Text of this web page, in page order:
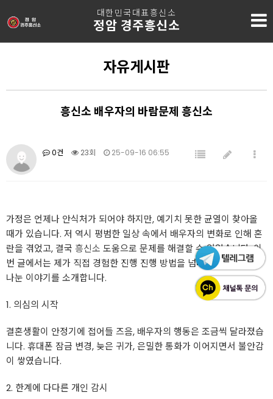
대한민국대표흥신소
정암 경주흥신소
자유게시판
흥신소 배우자의 바람문제 흥신소
0건 23회 25-09-16 06:55
가정은 언제나 안식처가 되어야 하지만, 예기치 못한 균열이 찾아올
때가 있습니다. 저 역시 평범한 일상 속에서 배우자의 변화로 인해 혼
란을 겪었고, 결국 흥신소 도움으로 문제를 해결할 수 있었습니다. 이
번 글에서는 제가 직접 경험한 진행 진행 방법을 넘버원 흥신소함께
나눈 이야기를 소개합니다.
1. 의심의 시작
결혼생활이 안정기에 접어들 즈음, 배우자의 행동은 조금씩 달라졌습
니다. 휴대폰 잠금 변경, 늦은 귀가, 은밀한 통화가 이어지면서 불안감
이 쌓였습니다.
2. 한계에 다다른 개인 감시